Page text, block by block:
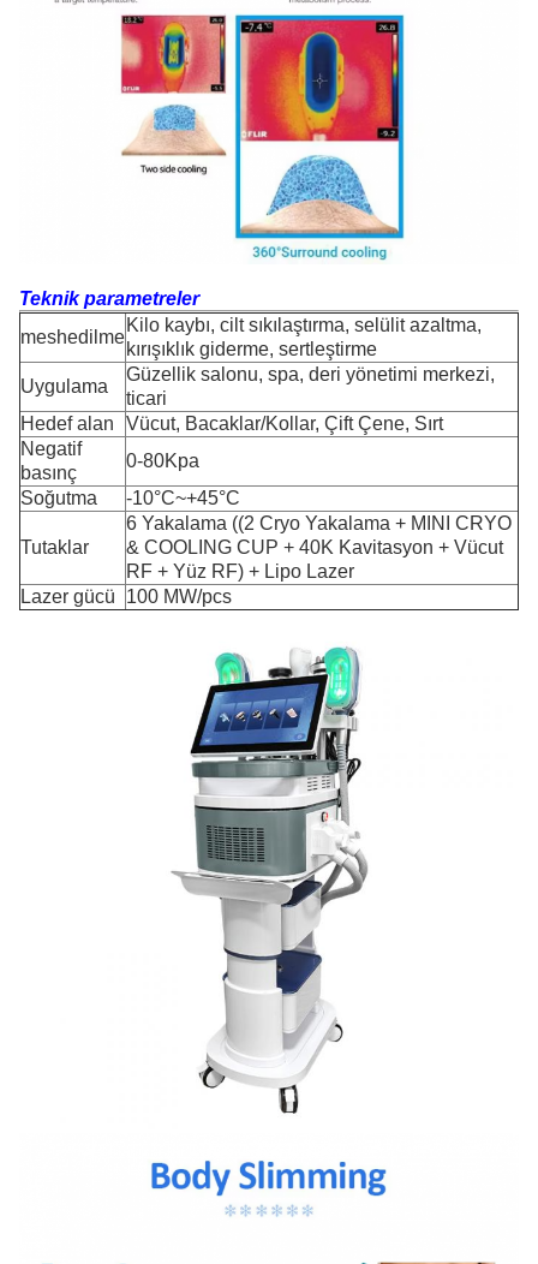
Teknik parametreler
meshedilme
Kilo kaybı, cilt sıkılaştırma, selülit azaltma,
kırışıklık giderme, sertleştirme
Uygulama
Güzellik salonu, spa, deri yönetimi merkezi,
ticari
Hedef alan
Vücut, Bacaklar/Kollar, Çift Çene, Sırt
Negatif
basınç
0-80Kpa
Soğutma
-10°C~+45°C
Tutaklar
6 Yakalama ((2 Cryo Yakalama + MINI CRYO
& COOLING CUP + 40K Kavitasyon + Vücut
RF + Yüz RF) + Lipo Lazer
Lazer gücü
100 MW/pcs